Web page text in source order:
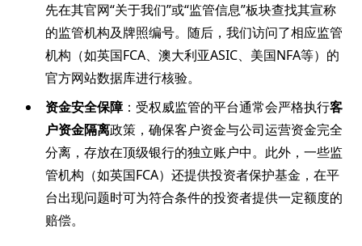
先在其官网“关于我们”或“监管信息”板块查找其宣称
的监管机构及牌照编号。随后，我们访问了相应监管
机构（如英国FCA、澳大利亚ASIC、美国NFA等）的
官方网站数据库进行核验。
资金安全保障：受权威监管的平台通常会严格执行客
户资金隔离政策，确保客户资金与公司运营资金完全
分离，存放在顶级银行的独立账户中。此外，一些监
管机构（如英国FCA）还提供投资者保护基金，在平
台出现问题时可为符合条件的投资者提供一定额度的
赔偿。